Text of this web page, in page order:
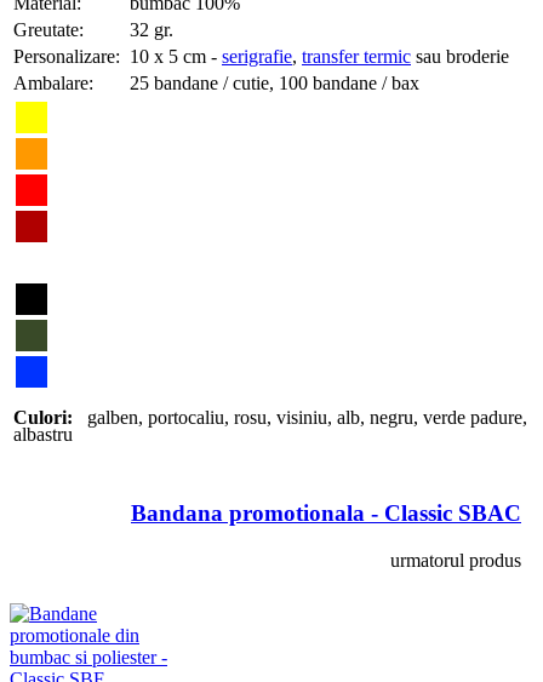
Greutate:
32 gr.
Personalizare: 10 x 5 cm - serigrafie, transfer termic sau broderie
Ambalare:
25 bandane / cutie, 100 bandane / bax
Culori: galben, portocaliu, rosu, visiniu, alb, negru, verde padure,
albastru
Bandana promotionala - Classic SBAC
urmatorul produs